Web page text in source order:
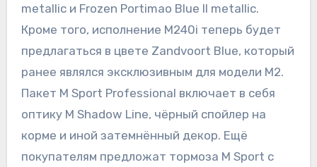
metallic и Frozen Portimao Blue II metallic.
Кроме того, исполнение M240i теперь будет
предлагаться в цвете Zandvoort Blue, который
ранее являлся эксклюзивным для модели M2.
Пакет M Sport Professional включает в себя
оптику M Shadow Line, чёрный спойлер на
корме и иной затемнённый декор. Ещё
покупателям предложат тормоза M Sport с